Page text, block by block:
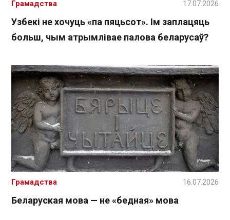
Узбекі не хочуць «па пяцьсот». Ім заплацяць
больш, чым атрымлівае палова беларусаў?
Грамадства 17.07.2026
Беларуская мова — не «бедная» мова
Грамадства 16.07.2026